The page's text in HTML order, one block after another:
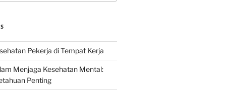
Pekerja di Tempat Kerja
Menjaga Kesehatan Mental:
Penting